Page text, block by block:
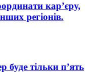
кар’єру,
регіонів.
буде тільки п’ять